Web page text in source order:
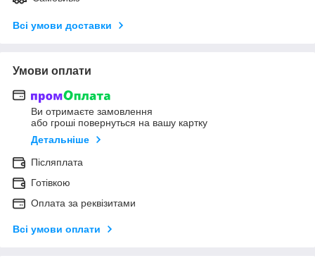
Всі умови доставки
Умови оплати
Ви отримаєте замовлення
або гроші повернуться на вашу картку
Детальніше
Післяплата
Готівкою
Оплата за реквізитами
Всі умови оплати